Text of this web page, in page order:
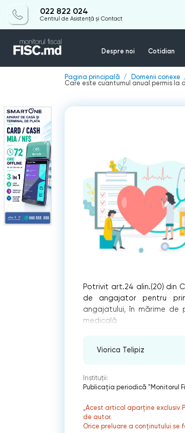
022 822 024
Centrul de Asistență și Contact
Despre noi Cotidian
Pagina principală Domenii conexe
Care este cuantumul anual permis la
Potrivit art.24 alin.(20) din
de angajator pentru
angajatului, în mărime
medicală
Viorica Telipiz
Instituții:
Publicaţia periodică "Monitorul
„Acest articol aparține exclusiv
de autor.
Orice preluare a conținutului se